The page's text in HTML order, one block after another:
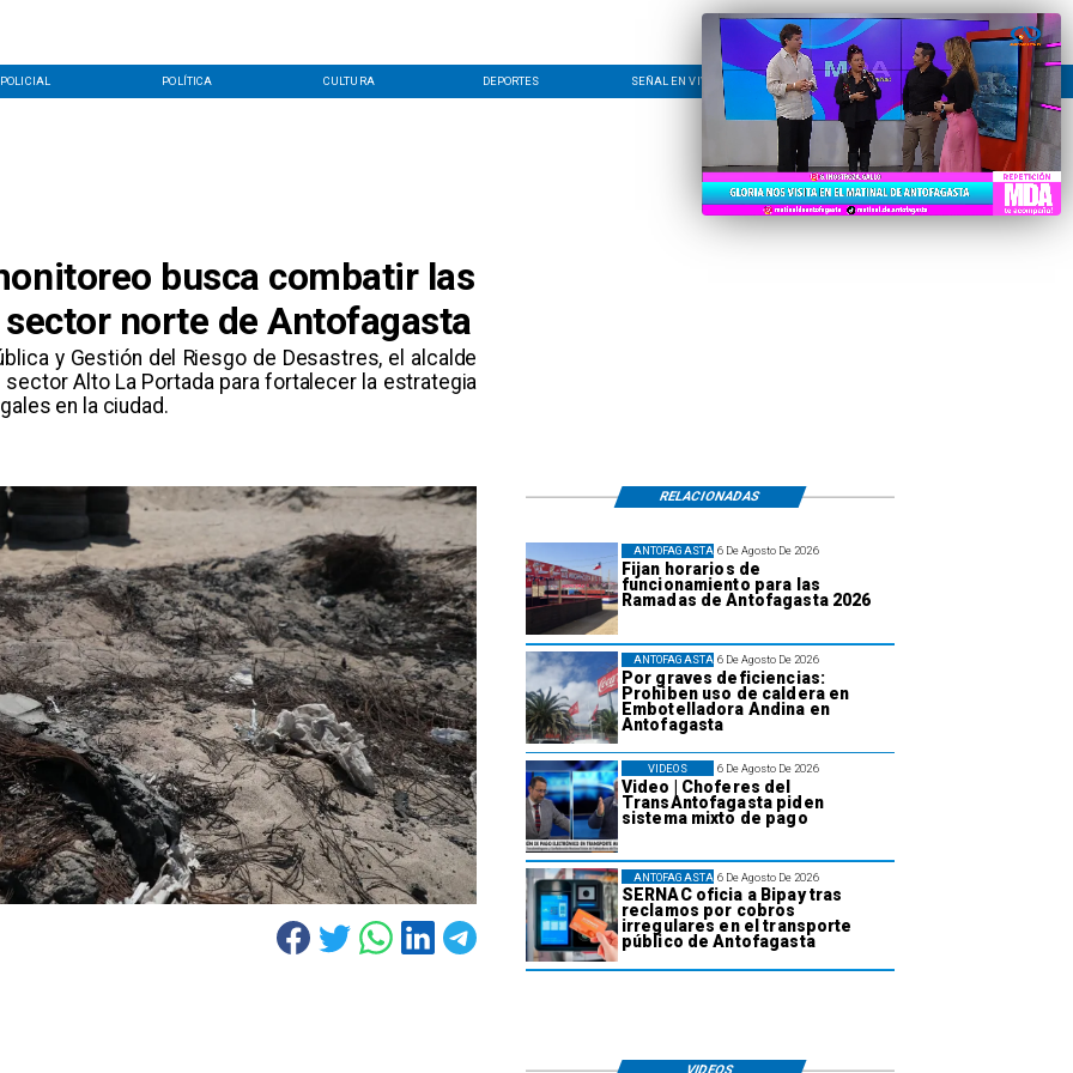
POLICIAL POLÍTICA CULTURA DEPORTES SEÑAL EN VIVO CONTACTO LÍNEA EDITORIAL
busca combatir las
norte de Antofagasta
y Gestión del Riesgo de Desastres, el alcalde
sector Alto La Portada para fortalecer la estrategia
en la ciudad.
6 De Agosto De 2026
Fijan horarios de
funcionamiento para las
Ramadas de Antofagasta 2026
ANTOFAGASTA
6 De Agosto De 2026
Por graves deficiencias:
Prohiben uso de caldera en
Embotelladora Andina en
Antofagasta
ANTOFAGASTA
6 De Agosto De 2026
Video | Choferes del
TransAntofagasta piden
sistema mixto de pago
VIDEOS
6 De Agosto De 2026
SERNAC oficia a Bipay tras
reclamos por cobros
irregulares en el transporte
público de Antofagasta
ANTOFAGASTA
RELACIONADAS